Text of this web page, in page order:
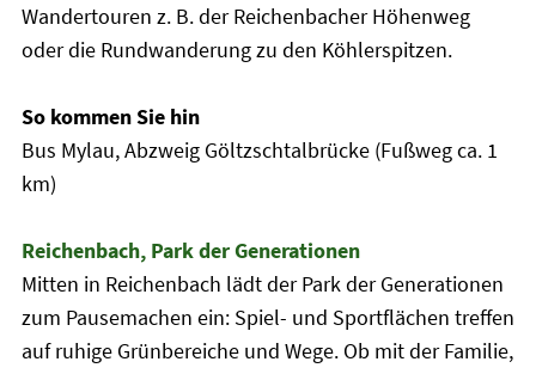
Wandertouren z. B. der Reichenbacher Höhenweg
oder die Rundwanderung zu den Köhlerspitzen.
So kommen Sie hin
Bus Mylau, Abzweig Göltzschtalbrücke (Fußweg ca. 1
km)
Reichenbach, Park der Generationen
Mitten in Reichenbach lädt der Park der Generationen
zum Pausemachen ein: Spiel- und Sportflächen treffen
auf ruhige Grünbereiche und Wege. Ob mit der Familie,